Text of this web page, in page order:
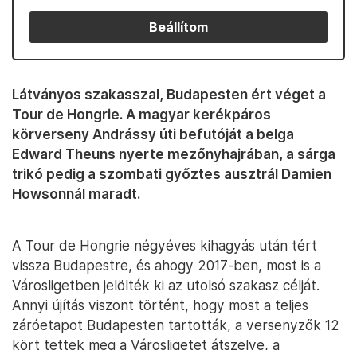
Beállítom
Látványos szakasszal, Budapesten ért véget a
Tour de Hongrie. A magyar kerékpáros
körverseny Andrássy úti befutóját a belga
Edward Theuns nyerte mezőnyhajrában, a sárga
trikó pedig a szombati győztes ausztrál Damien
Howsonnál maradt.
A Tour de Hongrie négyéves kihagyás után tért
vissza Budapestre, és ahogy 2017-ben, most is a
Városligetben jelölték ki az utolsó szakasz célját.
Annyi újítás viszont történt, hogy most a teljes
záróetapot Budapesten tartották, a versenyzők 12
kört tettek meg a Városligetet átszelve, a